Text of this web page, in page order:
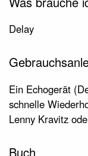
Delay
Ein Echogerät
schnelle
Lenny Kravitz
Buch